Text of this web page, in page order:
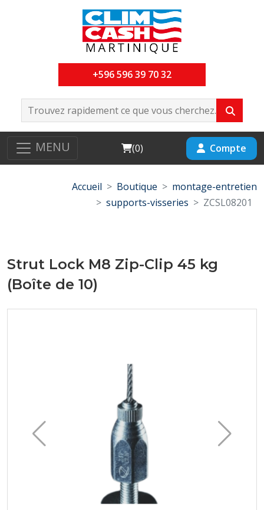
+596 596 39 70 32
MENU Cart
(0) Compte
Accueil Boutique
montage-entretien
supports-visseries
ZCSL08201
Strut Lock M8 Zip-Clip 45 kg
(Boîte de 10)